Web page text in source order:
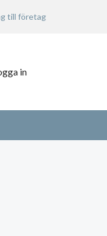
till företag
in